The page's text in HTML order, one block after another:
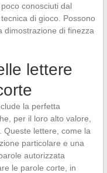
conosciuti dal
di gioco. Possono
dimostrazione di finezza
lettere
la perfetta
per il loro alto valore,
Queste lettere, come la
particolare e una
autorizzata
le parole corte, in